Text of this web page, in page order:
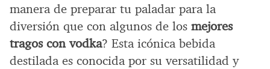
manera de preparar tu paladar para la
diversión que con algunos de los mejores
tragos con vodka? Esta icónica bebida
destilada es conocida por su versatilidad y